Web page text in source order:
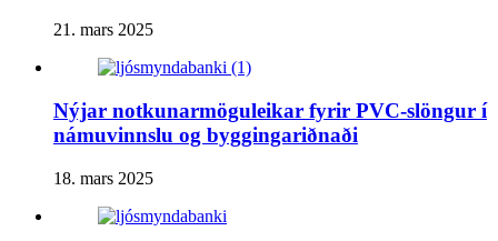
21. mars 2025
Nýjar notkunarmöguleikar fyrir PVC-slöngur í
námuvinnslu og byggingariðnaði
18. mars 2025